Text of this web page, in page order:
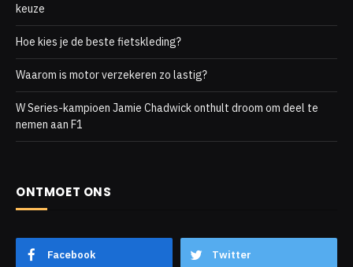
keuze
Hoe kies je de beste fietskleding?
Waarom is motor verzekeren zo lastig?
W Series-kampioen Jamie Chadwick onthult droom om deel te
nemen aan F1
ONTMOET ONS
Facebook Twitter